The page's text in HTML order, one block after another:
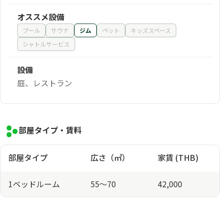
オススメ設備
プール サウナ ジム ペット
キッズスペース
シャトルサービス
設備
庭、レストラン
部屋タイプ・賃料
部屋タイプ 広さ（㎡） 家賃 (THB)
1ベッドルーム 55～70 42,000